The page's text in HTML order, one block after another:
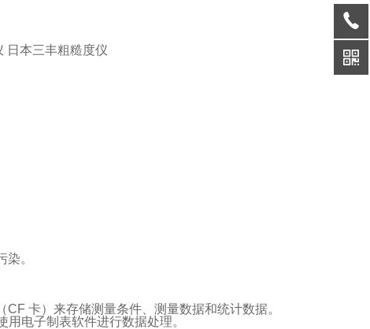
日本三丰粗糙度仪
。
卡）来存储测量条件、测量数据和统计数据。
电子制表软件进行数据处理。